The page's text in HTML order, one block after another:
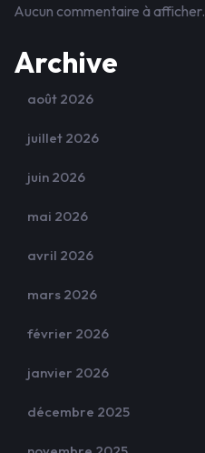
Aucun commentaire à afficher.
Archive
août 2026
juillet 2026
juin 2026
mai 2026
avril 2026
mars 2026
février 2026
janvier 2026
décembre 2025